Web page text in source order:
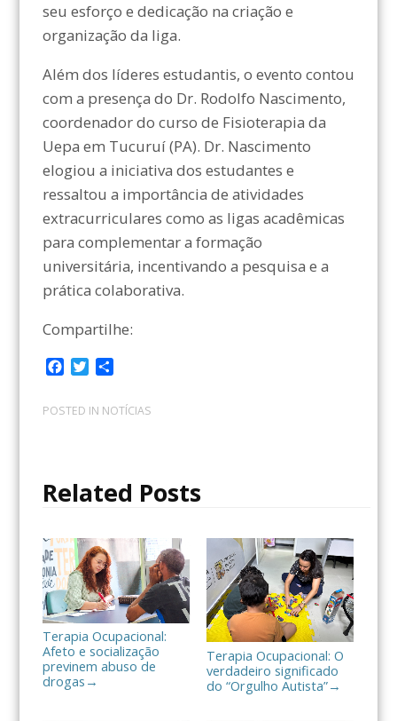
seu esforço e dedicação na criação e
organização da liga.
Além dos líderes estudantis, o evento contou
com a presença do Dr. Rodolfo Nascimento,
coordenador do curso de Fisioterapia da
Uepa em Tucuruí (PA). Dr. Nascimento
elogiou a iniciativa dos estudantes e
ressaltou a importância de atividades
extracurriculares como as ligas acadêmicas
para complementar a formação
universitária, incentivando a pesquisa e a
prática colaborativa.
Compartilhe:
c
e
k
i
t
m
p
i
a
r
POSTED IN NOTÍCIAS
Related Posts
Terapia Ocupacional:
Afeto e socialização
previnem abuso de
drogas →
Terapia Ocupacional: O
verdadeiro significado
do “Orgulho Autista”→